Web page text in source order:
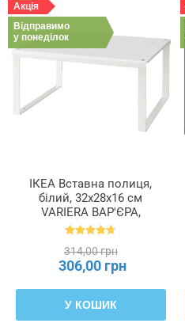
Акція
Відправимо
у понеділок
ІКЕА Вставна полиця,
білий, 32x28x16 см
VARIERA ВАР'ЄРА,
601.366.23
314,00 грн
306,00 грн
У КОШИК